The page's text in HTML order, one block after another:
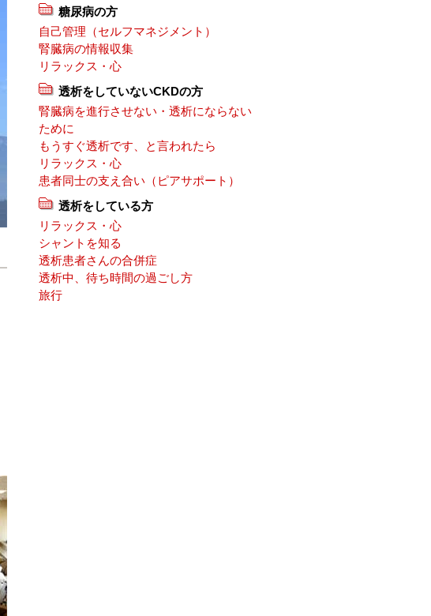
糖尿病の方
自己管理（セルフマネジメント）
腎臓病の情報収集
リラックス・心
透析をしていないCKDの方
腎臓病を進行させない・透析にならない
ために
もうすぐ透析です、と言われたら
リラックス・心
患者同士の支え合い（ピアサポート）
透析をしている方
リラックス・心
シャントを知る
透析患者さんの合併症
透析中、待ち時間の過ごし方
旅行